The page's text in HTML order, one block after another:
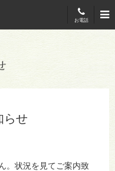
お電話
らせ
。状況を見てご案内致